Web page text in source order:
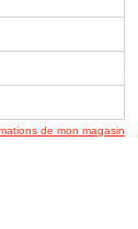
de mon magasin